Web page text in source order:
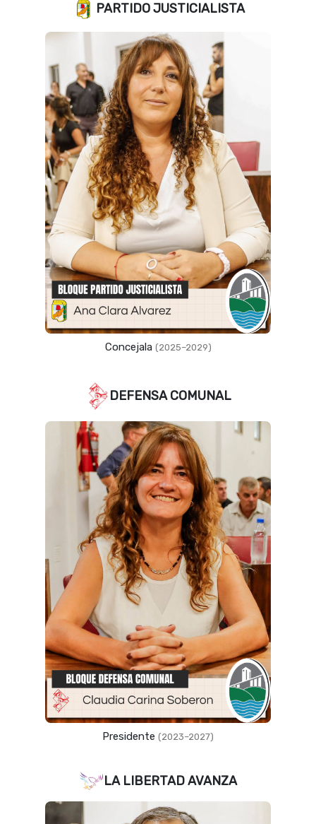
PARTIDO JUSTICIALISTA
Concejal (2023–2027)
DEFENSA COMUNAL
Presidente (2023–2027)
LA LIBERTAD AVANZA